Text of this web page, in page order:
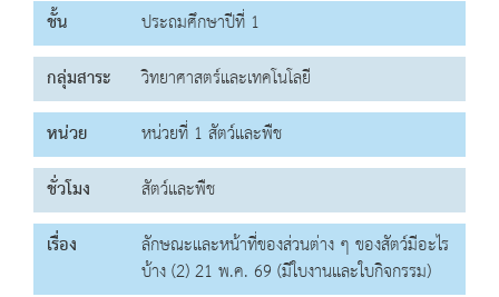
ชั้น
ประถมศึกษาปีที่ 1
กลุ่มสาระ
วิทยาศาสตร์และเทคโนโลยี
หน่วย
หน่วยที่ 1 สัตว์และพืช
ชั่วโมง
สัตว์และพืช
เรื่อง
ลักษณะและหน้าที่ของส่วนต่าง ๆ ของสัตว์มีอะไร
บ้าง (2) 21 พ.ค. 69 (มีใบงานและใบกิจกรรม)